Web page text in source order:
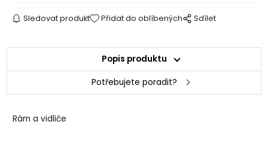
Sledovat produkt Přidat do oblíbených Sdílet
Popis produktu
Potřebujete poradit?
Rám a vidliče